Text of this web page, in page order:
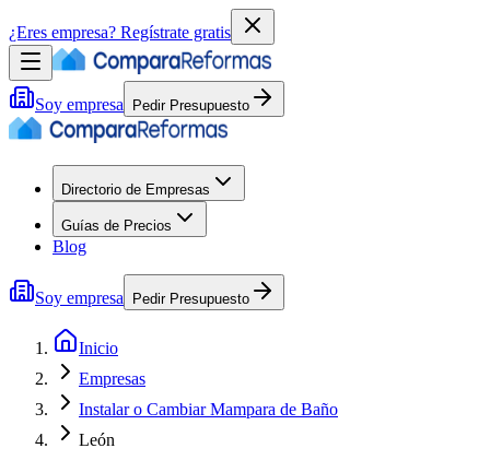
¿Eres empresa? Regístrate gratis
Soy empresa Pedir Presupuesto
Directorio de Empresas
Guías de Precios
Blog
Soy empresa Pedir Presupuesto
Inicio
Empresas
Instalar o Cambiar Mampara de Baño
León